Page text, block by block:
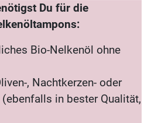
Du für die
Bio-Nelkenöl ohne
, Nachtkerzen- oder
in bester Qualität,